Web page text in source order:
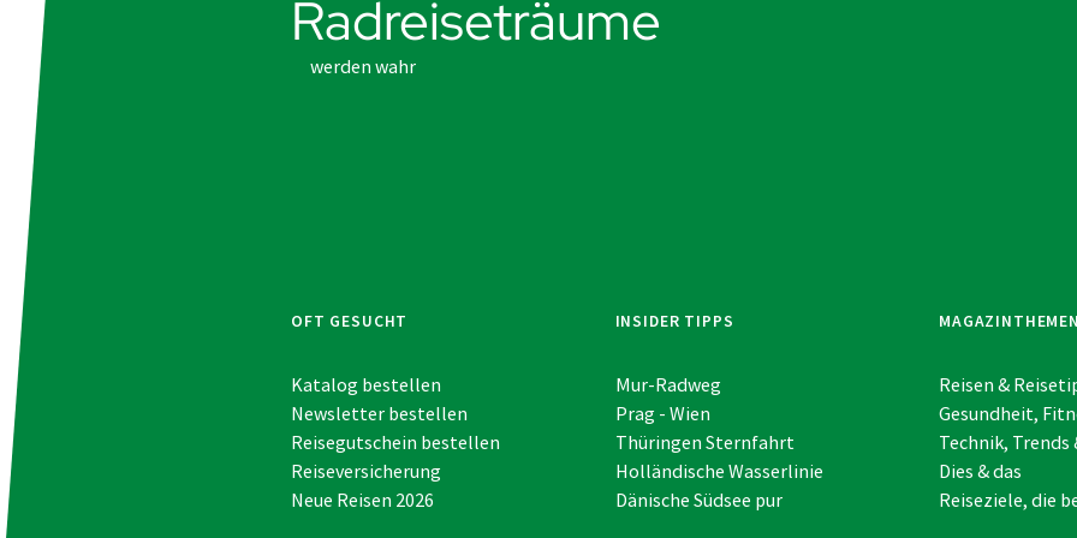
Radreiseträume
werden wahr
OFT GESUCHT
Katalog bestellen
Newsletter bestellen
Reisegutschein bestellen
Reiseversicherung
Neue Reisen 2026
INSIDER TIPPS
Mur-Radweg
Prag - Wien
Thüringen Sternfahrt
Holländische Wasserlinie
Dänische Südsee pur
MAGAZINTHEMEN
Reisen &
Gesundheit,
Technik, Trends
Dies & das
Reiseziele, die